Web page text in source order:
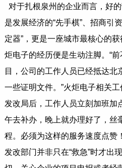
对于扎根泉州的企业而言，好
是发展经济的“先手棋”、招商引
定器”，更是一座城市最核心的
炬电子的经历便是生动注脚。“
目，公司的工作人员已经抵达北
一些证明文件。”火炬电子相关
发改局后，工作人员立刻加班加
午去补办，晚上就办理好了，丝
程。必须为这样的服务速度点赞
发改部门并非只在“救急”时才出